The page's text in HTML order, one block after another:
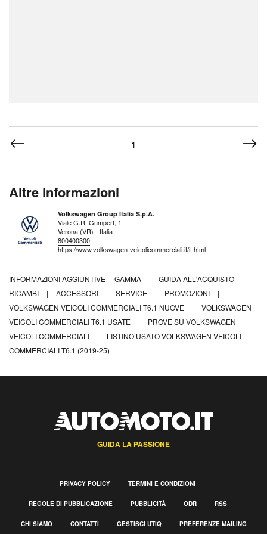
1
Altre informazioni
Volkswagen Group Italia S.p.A.
Viale G.R. Gumpert, 1
Verona (VR) - Italia
800400300
https://www.volkswagen-veicolicommerciali.it/it.html
INFORMAZIONI AGGIUNTIVE GAMMA | GUIDA ALL'ACQUISTO
|
RICAMBI
| ACCESSORI | SERVICE | PROMOZIONI
|
VOLKSWAGEN VEICOLI COMMERCIALI T6.1 NUOVE
|
VOLKSWAGEN
VEICOLI COMMERCIALI T6.1 USATE
|
PROVE SU VOLKSWAGEN
VEICOLI COMMERCIALI
|
LISTINO USATO VOLKSWAGEN VEICOLI
COMMERCIALI T6.1 (2019-25)
GUIDA LA PASSIONE
PRIVACY POLICY TERMINI E CONDIZIONI
REGOLE DI PUBBLICAZIONE PUBBLICITÀ ODR RSS
CHI SIAMO CONTATTI GESTISCI UTIQ PREFERENZE MAILING